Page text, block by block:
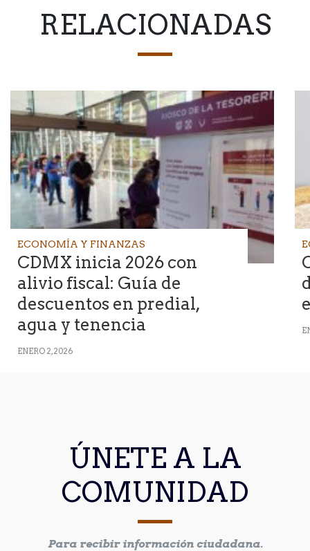
RELACIONADAS
ECONOMÍA Y FINANZAS
CDMX inicia 2026 con
alivio fiscal: Guía de
descuentos en predial,
agua y tenencia
ENERO 2, 2026
ÚNETE A LA
COMUNIDAD
Para recibir información ciudadana.